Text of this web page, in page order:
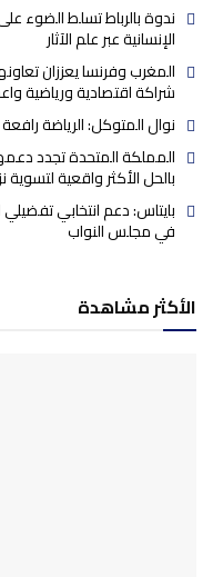
ندوة بالرباط تسلط الضوء
الإنسانية عبر علم الآثار
شراكة اقتصادية ورياضية
نوال المتوكل: الرياضة
المملكة المتحدة تجدد
بالحل الأكثر واقعية لتسوية
بايتاس: دعم انتخابي تفضيلي
في مجلس النواب
الأكثر مشاهدة